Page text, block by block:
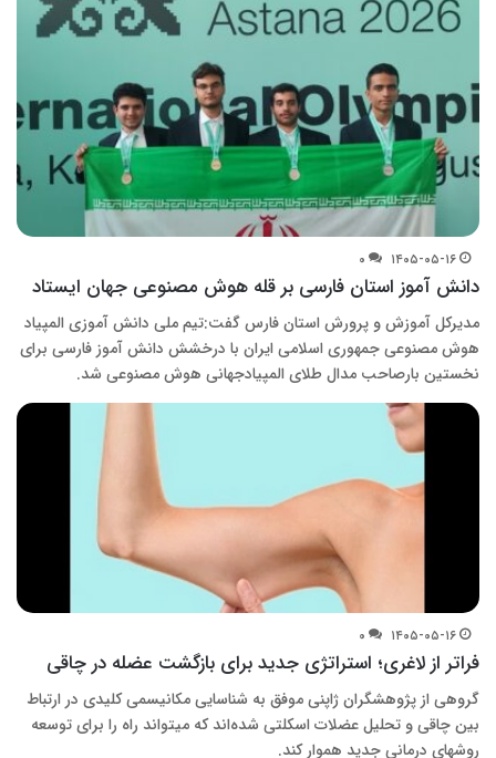
۱۴۰۵-۰۵-۱۶ ۰
دانش آموز استان فارسی بر قله هوش مصنوعی جهان ایستاد
مدیرکل آموزش و پرورش استان فارس گفت:تیم ملی دانش آموزی المپیاد
هوش مصنوعی جمهوری اسلامی ایران با درخشش دانش آموز فارسی برای
نخستین بارصاحب مدال طلای المپیادجهانی هوش مصنوعی شد.
۱۴۰۵-۰۵-۱۶ ۰
فراتر از لاغری؛ استراتژی جدید برای بازگشت عضله در چاقی
گروهی از پژوهشگران ژاپنی موفق به شناسایی مکانیسمی کلیدی در ارتباط
بین چاقی و تحلیل عضلات اسکلتی شده‌اند که میتواند راه را برای توسعه
روشهای درمانی جدید هموار کند.